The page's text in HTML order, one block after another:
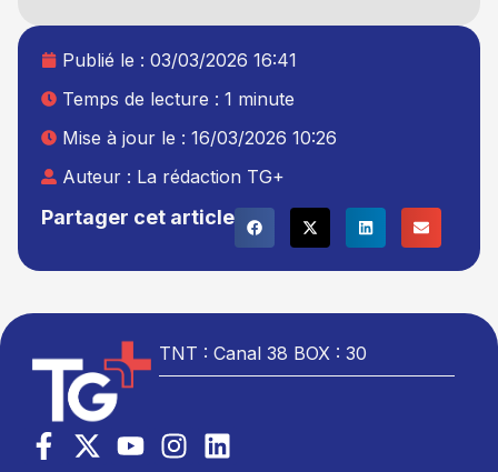
Partager cet article
Publié le : 03/03/2026 16:41
Temps de lecture : 1 minute
Mise à jour le : 16/03/2026 10:26
Auteur : La rédaction TG+
TNT : Canal 38 BOX : 30